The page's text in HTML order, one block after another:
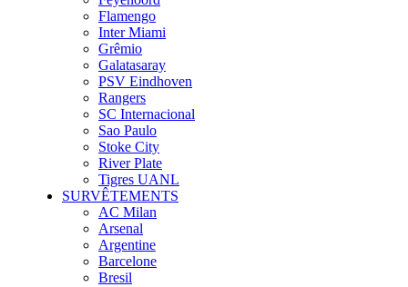
Flamengo
Inter Miami
Grêmio
Galatasaray
PSV Eindhoven
Rangers
SC Internacional
Sao Paulo
Stoke City
River Plate
Tigres UANL
SURVÊTEMENTS
AC Milan
Arsenal
Argentine
Barcelone
Bresil